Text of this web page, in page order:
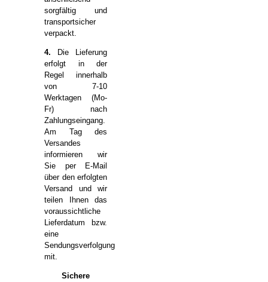
sorgfältig und
transportsicher
verpackt.
4. Die Lieferung
erfolgt in der
Regel innerhalb
von 7-10
Werktagen (Mo-
Fr) nach
Zahlungseingang.
Am Tag des
Versandes
informieren wir
Sie per E-Mail
über den erfolgten
Versand und wir
teilen Ihnen das
voraussichtliche
Lieferdatum bzw.
eine
Sendungsverfolgung
mit.
Sichere